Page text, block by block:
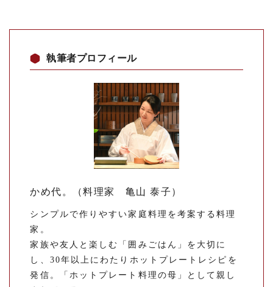
執筆者プロフィール
かめ代。（料理家 亀山 泰子）
シンプルで作りやすい家庭料理を考案する料理
家。
家族や友人と楽しむ「囲みごはん」を大切に
し、30年以上にわたりホットプレートレシピを
発信。「ホットプレート料理の母」として親し